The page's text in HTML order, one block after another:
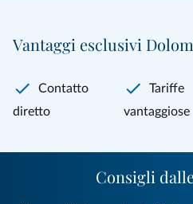
Vantaggi esclusivi
Contatto
diretto
Tariffe
vantaggiose
Consigli